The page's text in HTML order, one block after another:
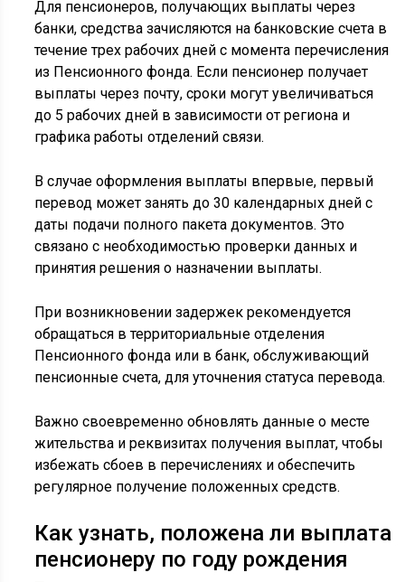
Для пенсионеров, получающих выплаты через
банки, средства зачисляются на банковские счета в
течение трех рабочих дней с момента перечисления
из Пенсионного фонда. Если пенсионер получает
выплаты через почту, сроки могут увеличиваться
до 5 рабочих дней в зависимости от региона и
графика работы отделений связи.
В случае оформления выплаты впервые, первый
перевод может занять до 30 календарных дней с
даты подачи полного пакета документов. Это
связано с необходимостью проверки данных и
принятия решения о назначении выплаты.
При возникновении задержек рекомендуется
обращаться в территориальные отделения
Пенсионного фонда или в банк, обслуживающий
пенсионные счета, для уточнения статуса перевода.
Важно своевременно обновлять данные о месте
жительства и реквизитах получения выплат, чтобы
избежать сбоев в перечислениях и обеспечить
регулярное получение положенных средств.
Как узнать, положена ли выплата
пенсионеру по году рождения